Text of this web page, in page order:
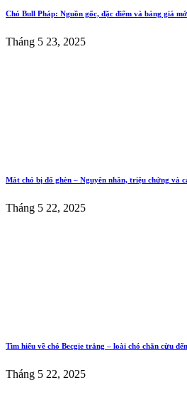
Chó Bull Pháp: Nguồn gốc, đặc điểm và bảng giá
Tháng 5 23, 2025
Mắt chó bị đổ ghèn – Nguyên nhân, triệu chứng và
Tháng 5 22, 2025
Tìm hiểu về chó Becgie trắng – loài chó chăn cừu
Tháng 5 22, 2025